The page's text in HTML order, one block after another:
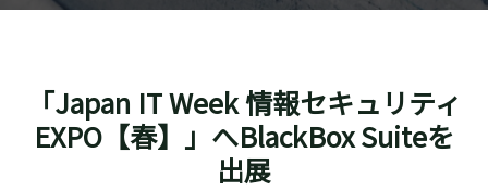
「Japan IT Week 情報セキュリティ
EXPO【春】」へBlackBox Suiteを
出展